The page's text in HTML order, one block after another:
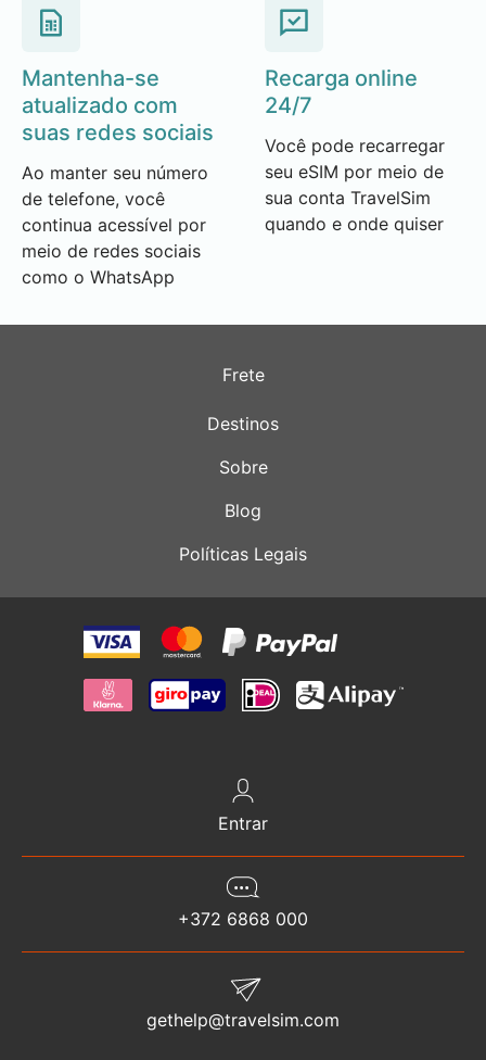
Mantenha-se
atualizado com
suas redes sociais
Ao manter seu número
de telefone, você
continua acessível por
meio de redes sociais
como o WhatsApp
Recarga online
24/7
Você pode recarregar
seu eSIM por meio de
sua conta TravelSim
quando e onde quiser
Frete
Destinos
Sobre
Blog
Políticas Legais
Entrar
+372 6868 000
gethelp@travelsim.com